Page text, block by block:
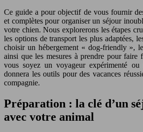
Ce guide a pour objectif de vous fournir
et complètes pour organiser un séjour
votre chien. Nous explorerons les étapes
les options de transport les plus adaptées,
choisir un hébergement « dog-friendly »,
ainsi que les mesures à prendre pour faire
vous soyez un voyageur expérimenté
donnera les outils pour des vacances
compagnie.
Préparation : la clé d’un
avec votre animal